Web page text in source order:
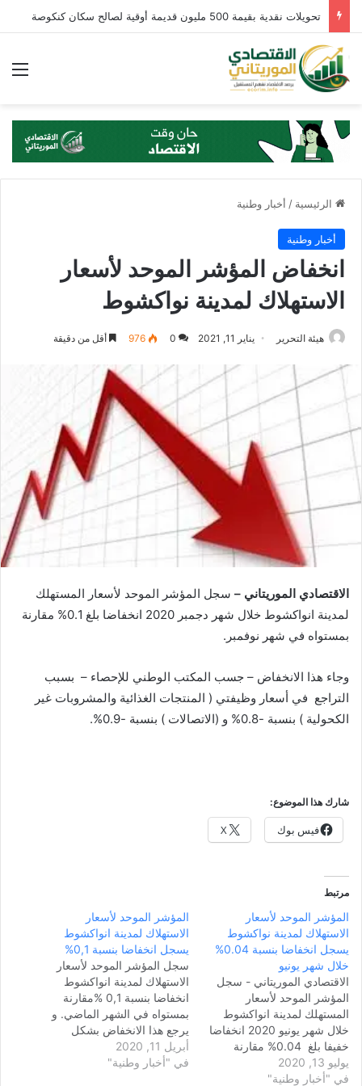
تحويلات نقدية بقيمة 500 مليون قديمة أوقية لصالح سكان كنكوصة
الرئيسية / أخبار وطنية
أخبار وطنية
انخفاض المؤشر الموحد لأسعار
الاستهلاك لمدينة نواكشوط
هيئة التحرير يناير 11, 2021 0
976 أقل من دقيقة
الاقتصادي الموريتاني – سجل المؤشر الموحد لأسعار المستهلك
لمدينة انواكشوط خلال شهر دجمبر 2020 انخفاضا بلغ 0.1% مقارنة
بمستواه في شهر نوفمبر.
وجاء هذا الانخفاض – جسب المكتب الوطني للإحصاء – بسبب
التراجع في أسعار وظيفتي ( المنتجات الغذائية والمشروبات غير
الكحولية ) بنسبة -0.8% و (الاتصالات ) بنسبة -0.9%.
شارك هذا الموضوع:
فيس بوك X
مرتبط
المؤشر الموحد لأسعار
الاستهلاك لمدينة نواكشوط
يسجل انخفاضا بنسبة 0.04%
خلال شهر يونيو
الاقتصادي الموريتاني - سجل
المؤشر الموحد لأسعار
المستهلك لمدينة انواكشوط
خلال شهر يونيو 2020 انخفاضا
خفيفا بلغ 0.04% مقارنة
بمستواه في شهر مايو. وجاء
هذا الانخفاض مدفوعا بالتراجع
يوليو 13, 2020
في "أخبار وطنية"
المؤشر الموحد لأسعار
الاستهلاك لمدينة انواكشوط
يسجل انخفاضا بنسبة 0,1%
سجل المؤشر الموحد لأسعار
الاستهلاك لمدينة انواكشوط
انخفاضا بنسبة 0,1 %مقارنة
بمستواه في الشهر الماضي. و
يرجع هذا الانخفاض بشكل
رئيسي إلى التراجع في أسعار
وظائف (المنتجات الغذائية
أبريل 11, 2020
في "أخبار وطنية"